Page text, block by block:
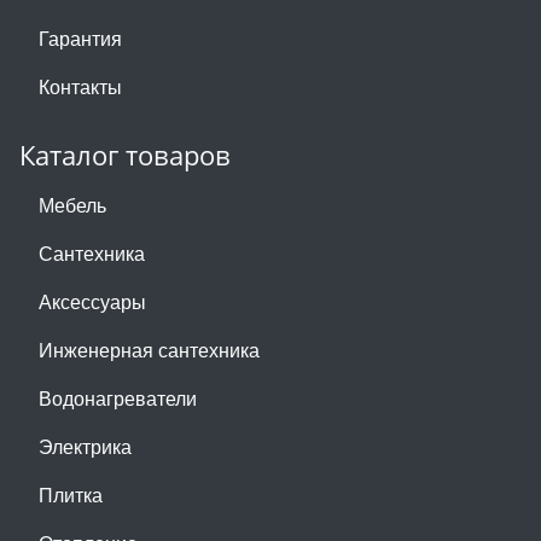
Гарантия
Контакты
Каталог товаров
Мебель
Сантехника
Аксессуары
Инженерная сантехника
Водонагреватели
Электрика
Плитка